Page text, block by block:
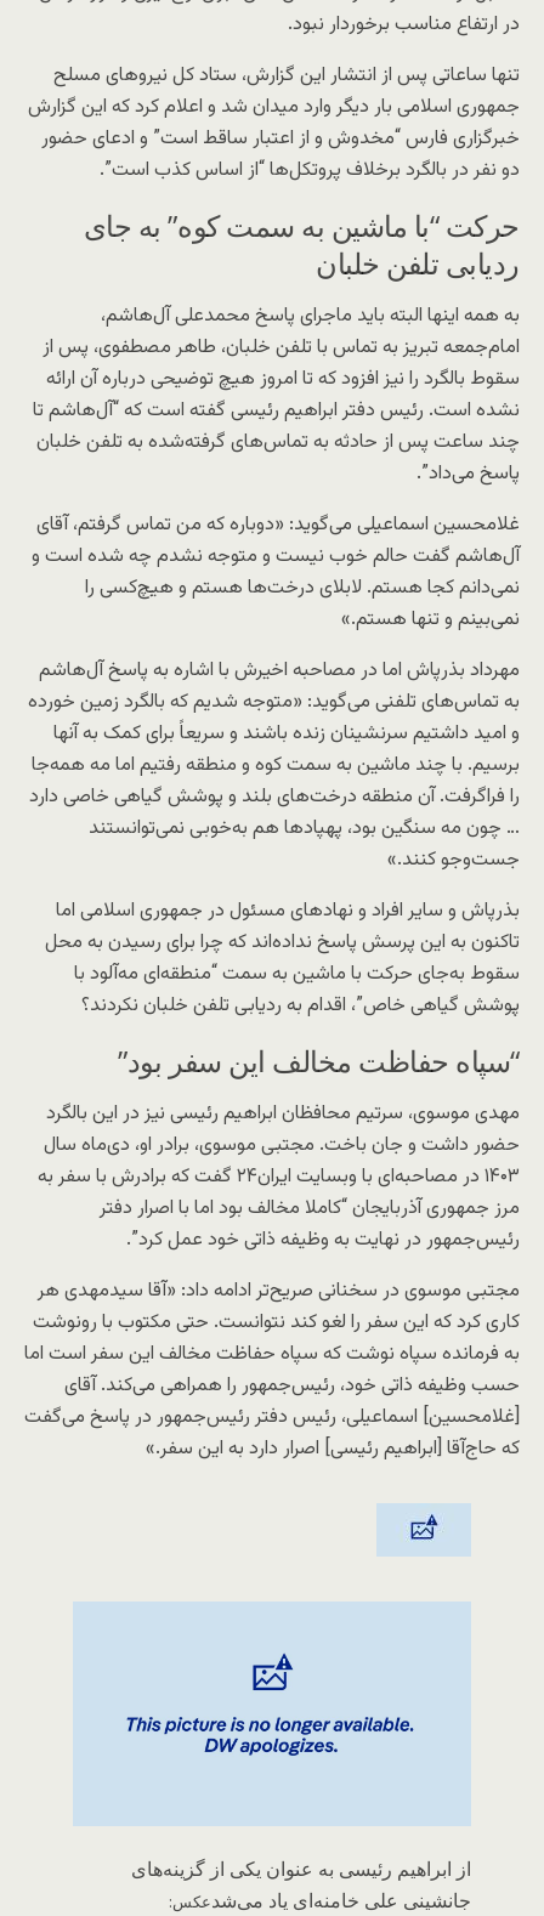
در ارتفاع مناسب برخوردار نبود.
تنها ساعاتی پس از انتشار این گزارش، ستاد کل نیروهای مسلح
جمهوری اسلامی بار دیگر وارد میدان شد و اعلام کرد که این گزارش
خبرگزاری فارس “مخدوش و از اعتبار ساقط است” و ادعای حضور
دو نفر در بالگرد برخلاف پروتکل‌ها “از اساس کذب است”.
حرکت “با ماشین به سمت کوه” به جای
ردیابی تلفن خلبان
به همه اینها البته باید ماجرای پاسخ محمدعلی آل‌هاشم،
امام‌جمعه تبریز به تماس با تلفن خلبان، طاهر مصطفوی، پس از
سقوط بالگرد را نیز افزود که تا امروز هیچ توضیحی درباره آن ارائه
نشده است. رئیس دفتر ابراهیم رئیسی گفته است که “آل‌هاشم تا
چند ساعت پس از حادثه به تماس‌های گرفته‌شده به تلفن خلبان
پاسخ می‌داد”.
غلامحسین اسماعیلی می‌گوید: «دوباره که من تماس گرفتم، آقای
آل‌هاشم گفت حالم خوب نیست و متوجه نشدم چه شده است و
نمی‌دانم کجا هستم. لابلای درخت‌ها هستم و هیچ‌کسی را
نمی‌بینم و تنها هستم.»
مهرداد بذرپاش اما در مصاحبه اخیرش با اشاره به پاسخ آل‌هاشم
به تماس‌های تلفنی می‌گوید: «متوجه شدیم که بالگرد زمین خورده
و امید داشتیم سرنشینان زنده باشند و سریعاً برای کمک به آنها
برسیم. با چند ماشین به سمت کوه و منطقه رفتیم اما مه همه‌جا
را فراگرفت. آن منطقه درخت‌های بلند و پوشش گیاهی خاصی دارد
… چون مه سنگین بود، پهپادها هم به‌خوبی نمی‌توانستند
جست‌وجو کنند.»
بذرپاش و سایر افراد و نهادهای مسئول در جمهوری اسلامی اما
تاکنون به این پرسش پاسخ نداده‌اند که چرا برای رسیدن به محل
سقوط به‌جای حرکت با ماشین به سمت “منطقه‌ای مه‌آلود با
پوشش گیاهی خاص”، اقدام به ردیابی تلفن خلبان نکردند؟
“سپاه حفاظت مخالف این سفر بود”
مهدی موسوی، سرتیم محافظان ابراهیم رئیسی نیز در این بالگرد
حضور داشت و جان باخت. مجتبی موسوی، برادر او، دی‌ماه سال
۱۴۰۳ در مصاحبه‌ای با وبسایت ایران۲۴ گفت که برادرش با سفر به
مرز جمهوری آذربایجان “کاملا مخالف بود اما با اصرار دفتر
رئیس‌جمهور در نهایت به وظیفه ذاتی خود عمل کرد”.
مجتبی موسوی در سخنانی صریح‌تر ادامه داد: «آقا سیدمهدی هر
کاری کرد که این سفر را لغو کند نتوانست. حتی مکتوب با رونوشت
به فرمانده سپاه نوشت که سپاه حفاظت مخالف این سفر است اما
حسب وظیفه ذاتی خود، رئیس‌جمهور را همراهی می‌کند. آقای
[غلامحسین] اسماعیلی، رئیس دفتر رئیس‌جمهور در پاسخ می‌گفت
که حاج‌آقا [ابراهیم رئیسی] اصرار دارد به این سفر.»
از ابراهیم رئیسی به عنوان یکی از گزینه‌های
جانشینی علی خامنه‌ای یاد می‌شدعکس: